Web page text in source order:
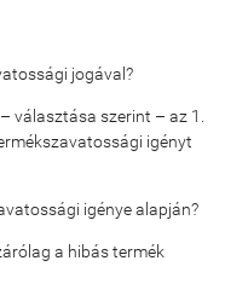
jogával?
választása szerint – az 1.
igényt
igénye alapján?
a hibás termék